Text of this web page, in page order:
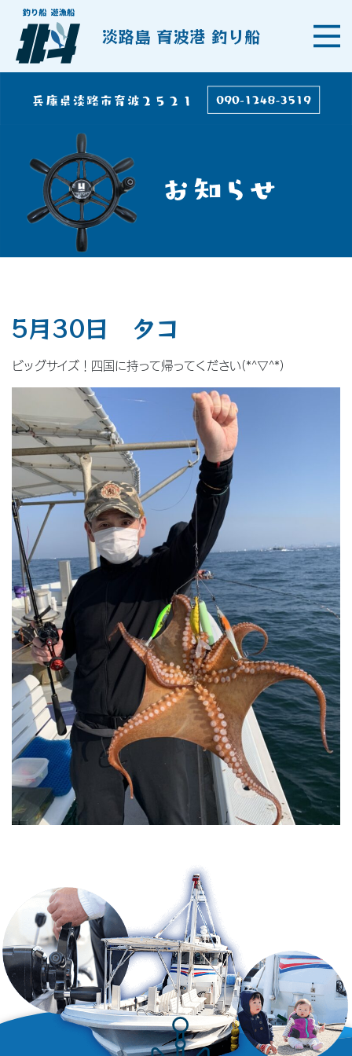
淡路島 育波港 釣り船
5月30日 タコ
ビッグサイズ！四国に持って帰ってください(*^▽^*)